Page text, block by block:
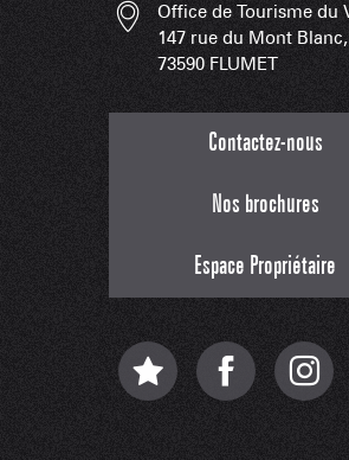
Office de Tourisme du
147 rue du Mont Blanc,
73590 FLUMET
Contactez-nous
Nos brochures
Espace Propriétaire